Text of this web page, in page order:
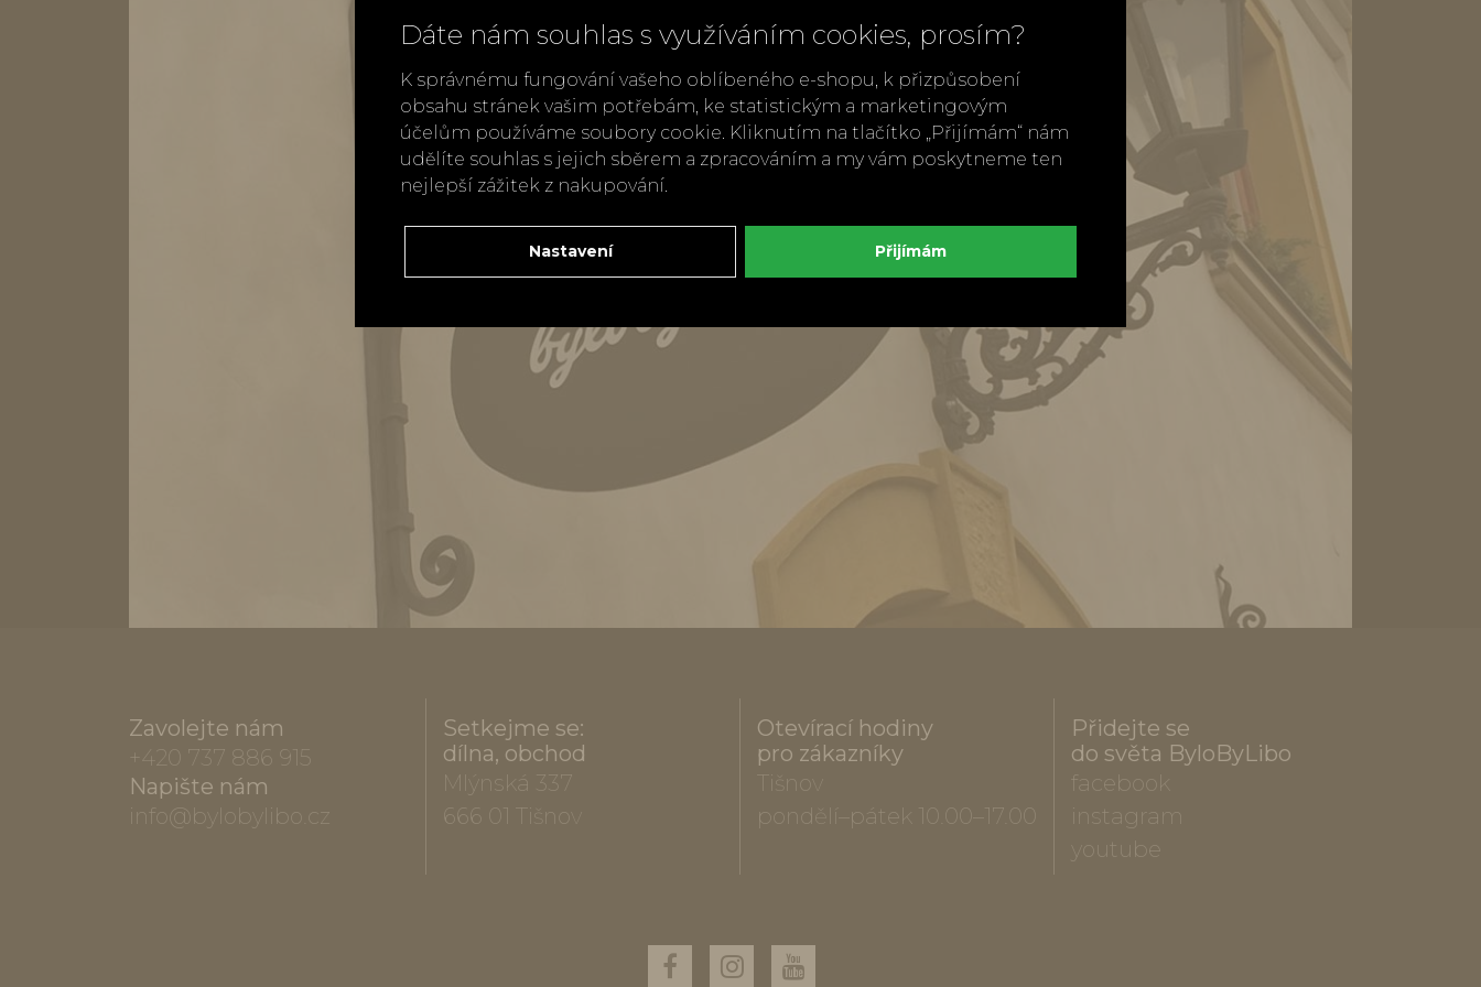
Zavolejte nám
+420 737 886 915
Napište nám
info@bylobylibo.cz
Setkejme se:
dílna, obchod
Mlýnská 337
666 01 Tišnov
Otevírací hodiny
pro zákazníky
Tišnov
pondělí–pátek 10.00–17.00
Přidejte se
do světa ByloByLibo
facebook
instagram
youtube
Dáte nám souhlas s využíváním cookies, prosím?
K správnému fungování vašeho oblíbeného e-shopu, k přizpůsobení
obsahu stránek vašim potřebám, ke statistickým a marketingovým
účelům používáme soubory cookie. Kliknutím na tlačítko „Přijímám“ nám
udělíte souhlas s jejich sběrem a zpracováním a my vám poskytneme ten
nejlepší zážitek z nakupování.
Nastavení Přijímám